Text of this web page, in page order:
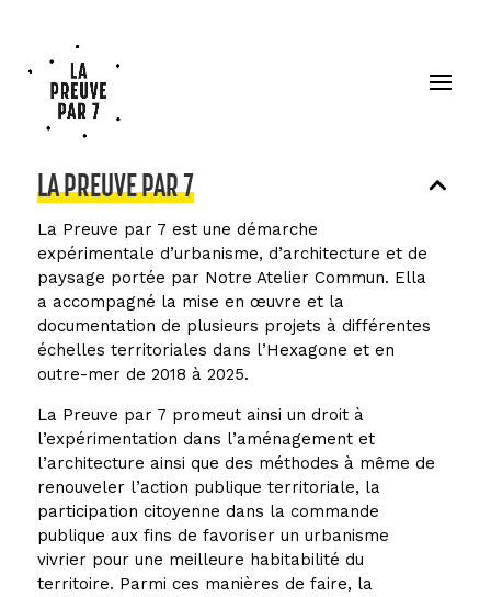
LA PREUVE PAR 7
La Preuve par 7 est une démarche
expérimentale d’urbanisme, d’architecture et de
paysage portée par Notre Atelier Commun. Ella
a accompagné la mise en œuvre et la
documentation de plusieurs projets à différentes
échelles territoriales dans l’Hexagone et en
outre-mer de 2018 à 2025.
La Preuve par 7 promeut ainsi un droit à
l’expérimentation dans l’aménagement et
l’architecture ainsi que des méthodes à même de
renouveler l’action publique territoriale, la
participation citoyenne dans la commande
publique aux fins de favoriser un urbanisme
vivrier pour une meilleure habitabilité du
territoire. Parmi ces manières de faire, la